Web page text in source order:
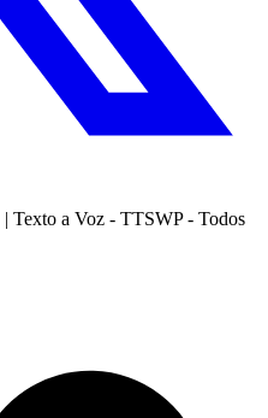
| Texto a Voz - TTSWP - Todos